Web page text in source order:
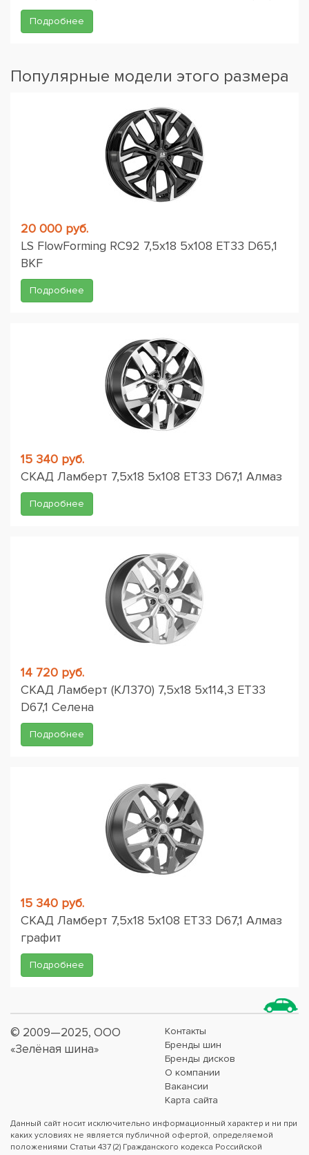
Подробнее
Популярные модели этого размера
20 000 руб.
LS FlowForming RC92 7,5x18 5x108 ET33 D65,1
BKF
Подробнее
15 340 руб.
СКАД Ламберт 7,5x18 5x108 ET33 D67,1 Алмаз
Подробнее
14 720 руб.
СКАД Ламберт (КЛ370) 7,5x18 5x114,3 ET33
D67,1 Селена
Подробнее
15 340 руб.
СКАД Ламберт 7,5x18 5x108 ET33 D67,1 Алмаз
графит
Подробнее
© 2009—2025, ООО
«Зелёная шина»
Контакты
Бренды шин
Бренды дисков
О компании
Вакансии
Карта сайта
Данный сайт носит исключительно информационный характер и ни при
каких условиях не является публичной офертой, определяемой
положениями Статьи 437 (2) Гражданского кодекса Российской